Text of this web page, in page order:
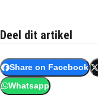
Deel dit artikel
Share on Facebook
Whatsapp